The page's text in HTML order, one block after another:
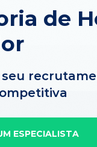
de
ESPECIALISTA